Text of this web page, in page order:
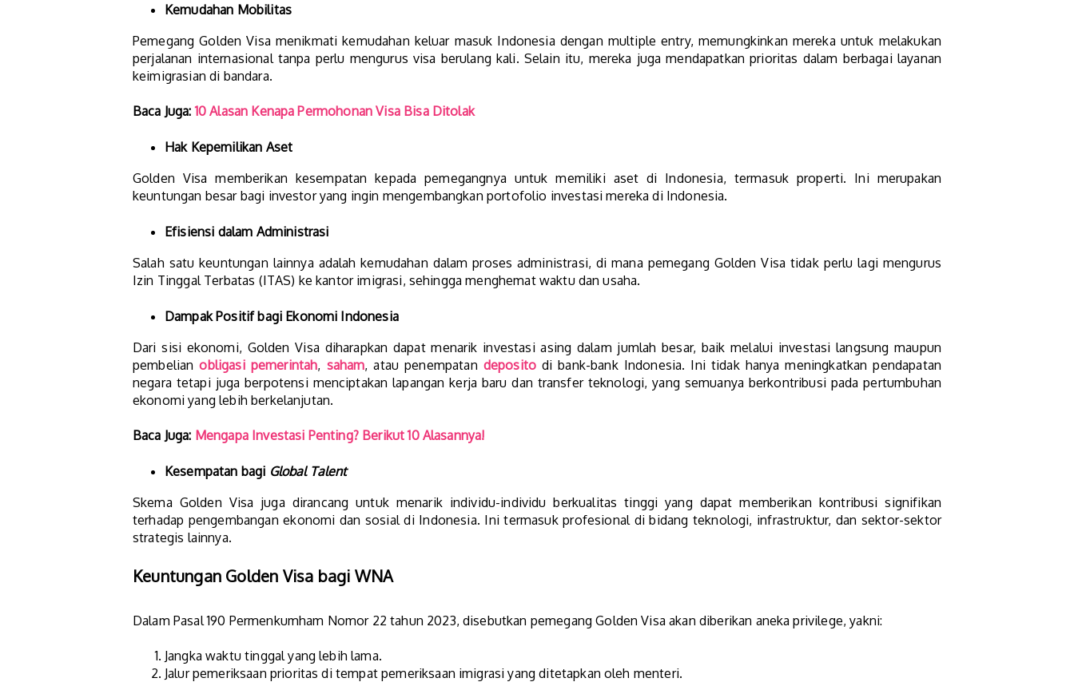
Kemudahan Mobilitas
Pemegang Golden Visa menikmati kemudahan keluar masuk Indonesia dengan multiple entry, memungkinkan mereka untuk melakukan
perjalanan internasional tanpa perlu mengurus visa berulang kali. Selain itu, mereka juga mendapatkan prioritas dalam berbagai layanan
keimigrasian di bandara​​.
Baca Juga:10 Alasan Kenapa Permohonan Visa Bisa Ditolak
Hak Kepemilikan Aset
Golden Visa memberikan kesempatan kepada pemegangnya untuk memiliki aset di Indonesia, termasuk properti. Ini merupakan
keuntungan besar bagi investor yang ingin mengembangkan portofolio investasi mereka di Indonesia.
Efisiensi dalam Administrasi
Salah satu keuntungan lainnya adalah kemudahan dalam proses administrasi, di mana pemegang Golden Visa tidak perlu lagi mengurus
Izin Tinggal Terbatas (ITAS) ke kantor imigrasi, sehingga menghemat waktu dan usaha​.
Dampak Positif bagi Ekonomi Indonesia
Dari sisi ekonomi, Golden Visa diharapkan dapat menarik investasi asing dalam jumlah besar, baik melalui investasi langsung maupun
pembelianobligasi pemerintah, saham, atau penempatan deposito di bank-bank Indonesia. Ini tidak hanya meningkatkan pendapatan
negara tetapi juga berpotensi menciptakan lapangan kerja baru dan transfer teknologi, yang semuanya berkontribusi pada pertumbuhan
ekonomi yang lebih berkelanjutan​.
Baca Juga: Mengapa Investasi Penting? Berikut 10 Alasannya!
Kesempatan bagi Global Talent
Skema Golden Visa juga dirancang untuk menarik individu-individu berkualitas tinggi yang dapat memberikan kontribusi signifikan
terhadap pengembangan ekonomi dan sosial di Indonesia. Ini termasuk profesional di bidang teknologi, infrastruktur, dan sektor-sektor
strategis lainnya​.
Keuntungan Golden Visa bagi WNA
Dalam Pasal 190 Permenkumham Nomor 22 tahun 2023, disebutkan pemegang Golden Visa akan diberikan aneka privilege, yakni:
Jangka waktu tinggal yang lebih lama.
Jalur pemeriksaan prioritas di tempat pemeriksaan imigrasi yang ditetapkan oleh menteri.